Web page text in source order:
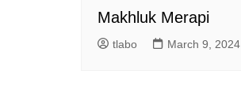
Makhluk Merapi
tlabo March 9, 2024